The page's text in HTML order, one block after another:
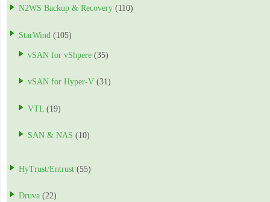
N2WS Backup & Recovery (110)
StarWind (105)
vSAN for vShpere (35)
vSAN for Hyper-V (31)
VTL (19)
SAN & NAS (10)
HyTrust/Entrust (55)
Druva (22)